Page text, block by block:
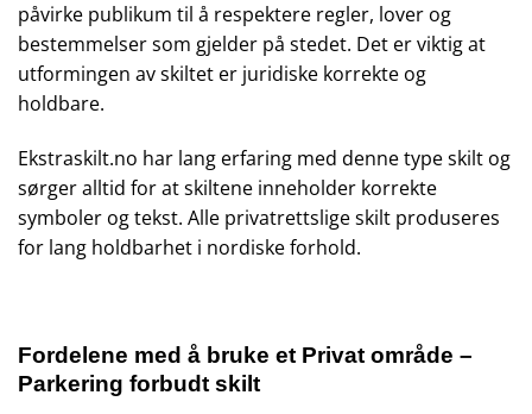
påvirke publikum til å respektere regler, lover og
bestemmelser som gjelder på stedet. Det er viktig at
utformingen av skiltet er juridiske korrekte og
holdbare.
Ekstraskilt.no har lang erfaring med denne type skilt og
sørger alltid for at skiltene inneholder korrekte
symboler og tekst. Alle privatrettslige skilt produseres
for lang holdbarhet i nordiske forhold.
Fordelene med å bruke et Privat område –
Parkering forbudt skilt